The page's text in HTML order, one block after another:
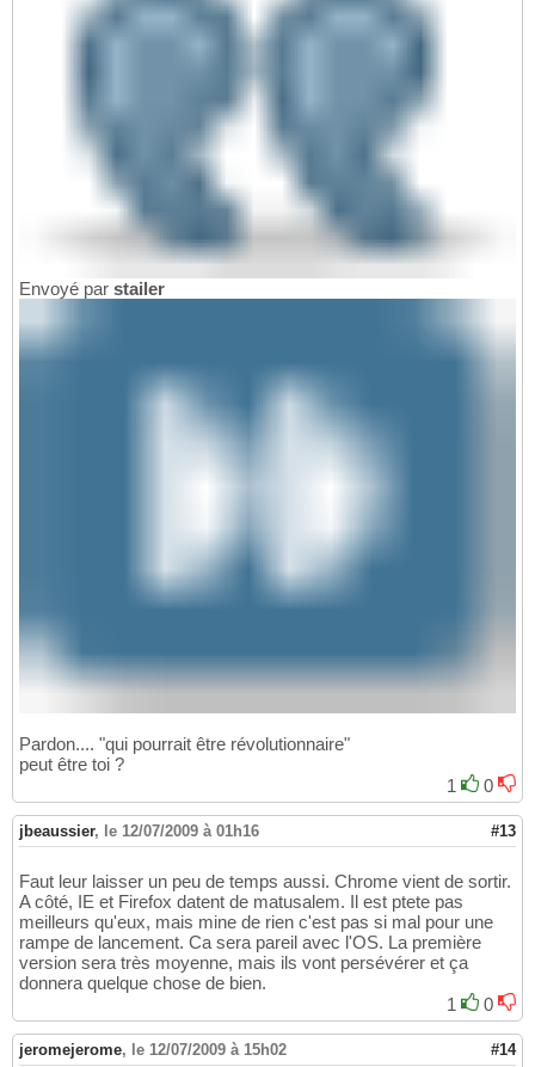
Envoyé par stailer
Pardon.... "qui pourrait être révolutionnaire"
peut être toi ?
1
0
jbeaussier, le 12/07/2009 à 01h16 #13
Faut leur laisser un peu de temps aussi. Chrome vient de sortir.
A côté, IE et Firefox datent de matusalem. Il est ptete pas
meilleurs qu'eux, mais mine de rien c'est pas si mal pour une
rampe de lancement. Ca sera pareil avec l'OS. La première
version sera très moyenne, mais ils vont persévérer et ça
donnera quelque chose de bien.
1
0
jeromejerome, le 12/07/2009 à 15h02 #14